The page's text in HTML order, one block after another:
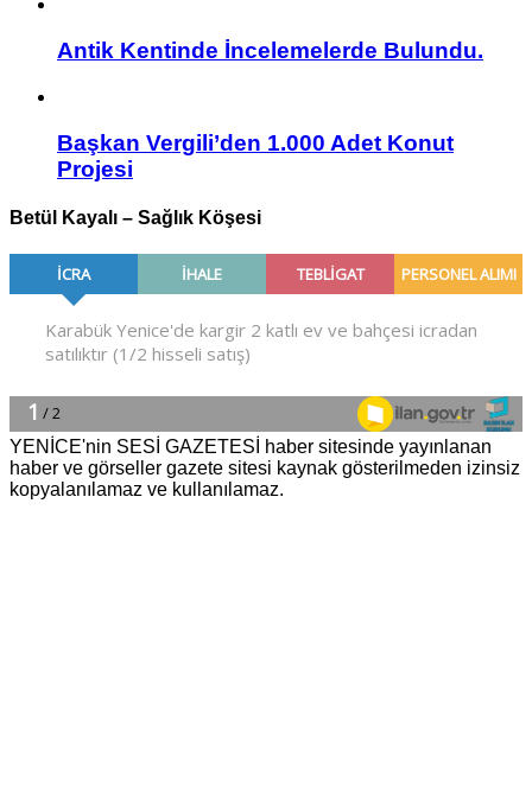
Antik Kentinde İncelemelerde Bulundu.
Başkan Vergili’den 1.000 Adet Konut
Projesi
Betül Kayalı – Sağlık Köşesi
YENİCE'nin SESİ GAZETESİ haber sitesinde yayınlanan
haber ve görseller gazete sitesi kaynak gösterilmeden izinsiz
kopyalanılamaz ve kullanılamaz.